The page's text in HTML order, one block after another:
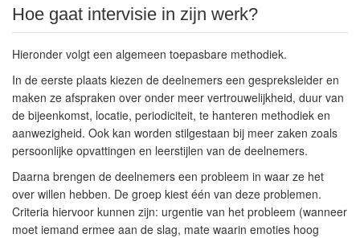
Hoe gaat intervisie in zijn werk?
Hieronder volgt een algemeen toepasbare methodiek.
In de eerste plaats kiezen de deelnemers een gespreksleider en
maken ze afspraken over onder meer vertrouwelijkheid, duur van
de bijeenkomst, locatie, periodiciteit, te hanteren methodiek en
aanwezigheid. Ook kan worden stilgestaan bij meer zaken zoals
persoonlijke opvattingen en leerstijlen van de deelnemers.
Daarna brengen de deelnemers een probleem in waar ze het
over willen hebben. De groep kiest één van deze problemen.
Criteria hiervoor kunnen zijn: urgentie van het probleem (wanneer
moet iemand ermee aan de slag, mate waarin emoties hoog